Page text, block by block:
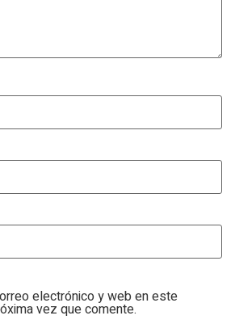
electrónico y web en este
vez que comente.